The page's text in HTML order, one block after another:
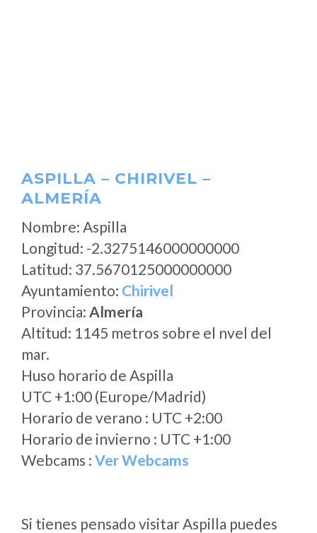
ASPILLA – CHIRIVEL –
ALMERÍA
Nombre: Aspilla
Longitud: -2.3275146000000000
Latitud: 37.5670125000000000
Ayuntamiento: Chirivel
Provincia: Almería
Altitud: 1145 metros sobre el nvel del
mar.
Huso horario de Aspilla
UTC +1:00 (Europe/Madrid)
Horario de verano : UTC +2:00
Horario de invierno : UTC +1:00
Webcams : Ver Webcams
Si tienes pensado visitar Aspilla puedes